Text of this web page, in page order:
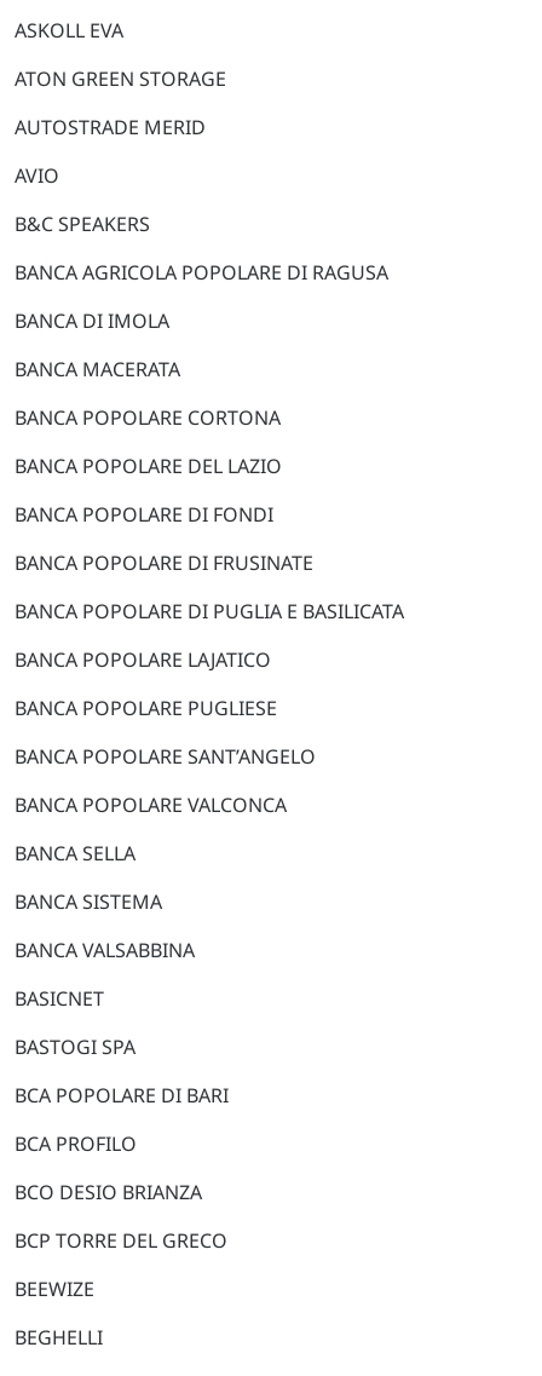
ASKOLL EVA
ATON GREEN STORAGE
AUTOSTRADE MERID
AVIO
B&C SPEAKERS
BANCA AGRICOLA POPOLARE DI RAGUSA
BANCA DI IMOLA
BANCA MACERATA
BANCA POPOLARE CORTONA
BANCA POPOLARE DEL LAZIO
BANCA POPOLARE DI FONDI
BANCA POPOLARE DI FRUSINATE
BANCA POPOLARE DI PUGLIA E BASILICATA
BANCA POPOLARE LAJATICO
BANCA POPOLARE PUGLIESE
BANCA POPOLARE SANT’ANGELO
BANCA POPOLARE VALCONCA
BANCA SELLA
BANCA SISTEMA
BANCA VALSABBINA
BASICNET
BASTOGI SPA
BCA POPOLARE DI BARI
BCA PROFILO
BCO DESIO BRIANZA
BCP TORRE DEL GRECO
BEEWIZE
BEGHELLI